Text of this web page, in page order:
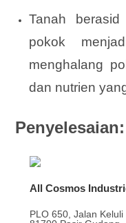
Tanah
pokok
menghalang
dan nutrien
Penyelesaian:
All Cosmos
PLO 650, Jalan